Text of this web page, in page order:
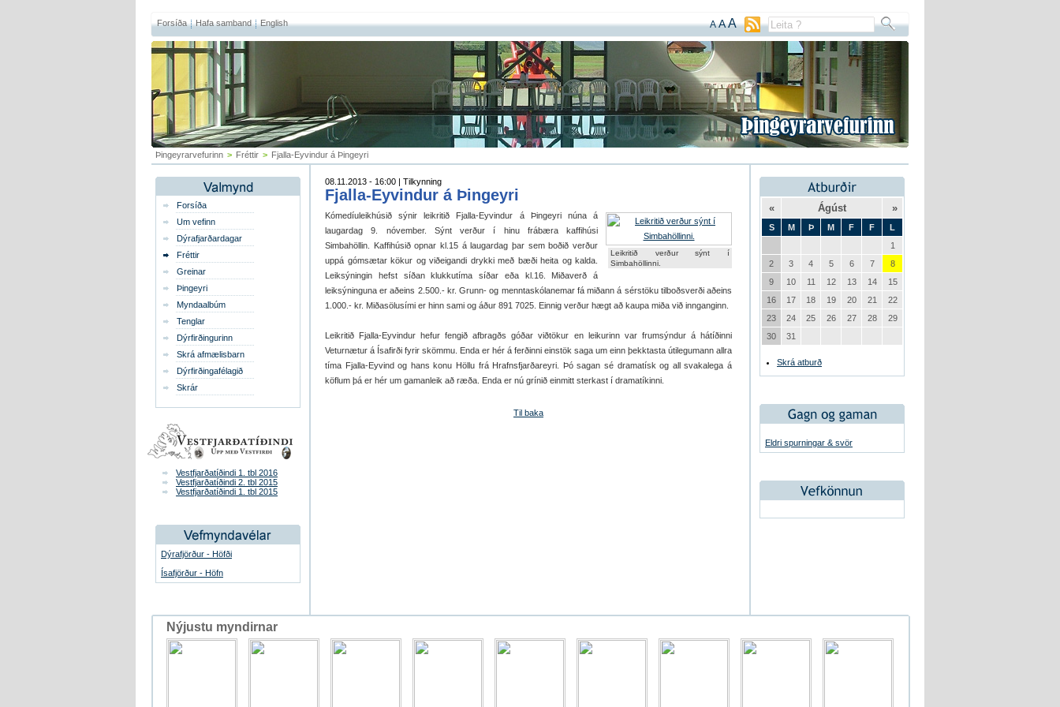
Forsíða Hafa samband English A AA
Þingeyrarvefurinn > Fréttir > Fjalla-Eyvindur á Þingeyri
Forsíða
Um vefinn
Dýrafjarðardagar
Fréttir
Greinar
Þingeyri
Myndaalbúm
Tenglar
Dýrfirðingurinn
Skrá afmælisbarn
Dýrfirðingafélagið
Skrár
Vestfjarðatíðindi 1. tbl 2016
Vestfjarðatíðindi 2. tbl 2015
Vestfjarðatíðindi 1. tbl 2015
Dýrafjörður - Höfði
Ísafjörður - Höfn
08.11.2013 - 16:00 | Tilkynning
Fjalla-Eyvindur á Þingeyri
Leikritið verður sýnt í
Simbahöllinni.
Kómedíuleikhúsið sýnir leikritið Fjalla-Eyvindur á Þingeyri núna á
laugardag 9. nóvember. Sýnt verður í hinu frábæra kaffihúsi
Simbahöllin. Kaffihúsið opnar kl.15 á laugardag þar sem boðið verður
uppá gómsætar kökur og viðeigandi drykki með bæði heita og kalda.
Leiksýningin hefst síðan klukkutíma síðar eða kl.16. Miðaverð á
leiksýninguna er aðeins 2.500.- kr. Grunn- og menntaskólanemar fá miðann á sérstöku tilboðsverði aðeins
1.000.- kr. Miðasölusími er hinn sami og áður 891 7025. Einnig verður hægt að kaupa miða við innganginn.
Leikritið Fjalla-Eyvindur hefur fengið afbragðs góðar viðtökur en leikurinn var frumsýndur á hátíðinni
Veturnætur á Ísafirði fyrir skömmu. Enda er hér á ferðinni einstök saga um einn þekktasta útilegumann allra
tíma Fjalla-Eyvind og hans konu Höllu frá Hrafnsfjarðareyri. Þó sagan sé dramatísk og all svakalega á
köflum þá er hér um gamanleik að ræða. Enda er nú grínið einmitt sterkast í dramatíkinni.
Til baka
« Ágúst »
S M Þ M F F
L
1
2
3 4 5 6 7
8
9
10 11 12 13 14
15
16
17 18 19 20 21
22
23
24 25 26 27 28
29
30
31
Skrá atburð
Eldri spurningar & svör
Nýjustu myndirnar